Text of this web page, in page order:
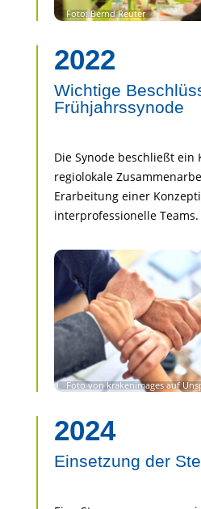
2022
Wichtige
Frühjahrssynode
Die Synode beschließt ein
regiolokale
Erarbeitung einer
interprofessionelle Teams.
2024
Einsetzung der